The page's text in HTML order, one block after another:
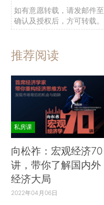
如有意愿转载，请发邮件至
确认及授权后，方可转载。
推荐阅读
私房课
向松祚：宏观经济70
讲，带你了解国内外
经济大局
2022年04月06日